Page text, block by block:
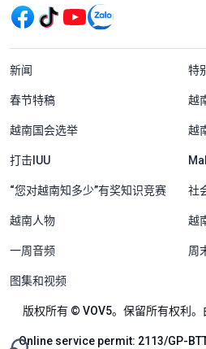
Menu footer tiếng
新闻 特
春节特稿 越
越南国会选举 越
打击IUU
“您对越南知多少”有奖知识竞赛 社
越南人物 越
一周音频 周
图集和视频
版权所有 © VOV5。保留所有权利。
Online service permit: 2113/GP-